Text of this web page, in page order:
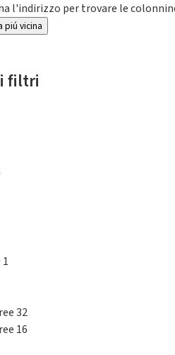
l'indirizzo per trovare le
piú vicina
filtri
1
32
16